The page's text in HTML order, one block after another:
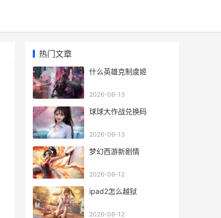
热门文章
什么英雄克制虞姬
2026-06-13
球球大作战兑换码
2026-06-13
梦幻西游新剧情
2026-06-12
ipad2怎么越狱
2026-06-12